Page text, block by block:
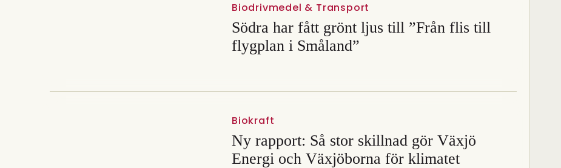
Biodrivmedel & Transport
Södra har fått grönt ljus till ”Från flis till
flygplan i Småland”
Biokraft
Ny rapport: Så stor skillnad gör Växjö
Energi och Växjöborna för klimatet